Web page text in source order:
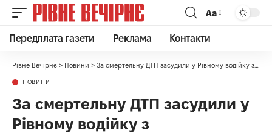
Аа
Передплата газети Реклама Контакти
Рівне Вечірнє > Новини > За смертельну ДТП засудили у Рівному водійку з Миколаївщини
НОВИНИ
За смертельну ДТП засудили у
Рівному водійку з